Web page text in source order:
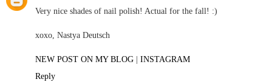
Very nice shades of nail polish! Actual for the fall! :)
xoxo, Nastya Deutsch
NEW POST ON MY BLOG | INSTAGRAM
Reply